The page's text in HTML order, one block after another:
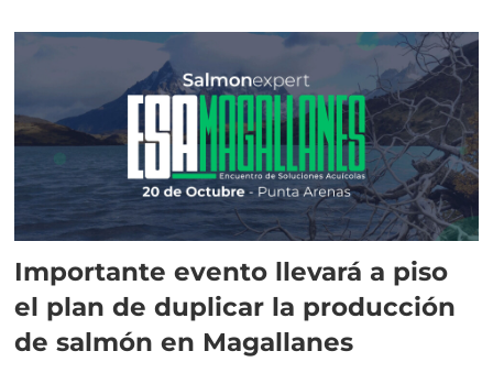
Importante evento llevará a piso
el plan de duplicar la producción
de salmón en Magallanes